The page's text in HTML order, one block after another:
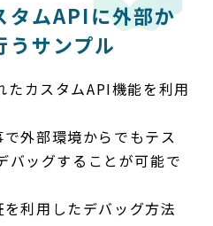
タムAPIに外部か
うサンプル
カスタムAPI機能を利用
外部環境からでもテス
バッグすることが可能で
利用したデバッグ方法